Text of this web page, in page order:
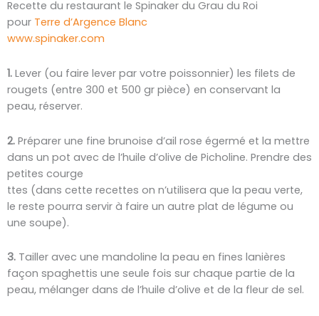
Recette du restaurant le Spinaker du Grau du Roi
pour Terre d’Argence Blanc
www.spinaker.com
1. Lever (ou faire lever par votre poissonnier) les filets de
rougets (entre 300 et 500 gr pièce) en conservant la
peau, réserver.
2. Préparer une fine brunoise d’ail rose égermé et la mettre
dans un pot avec de l’huile d’olive de Picholine. Prendre des
petites courge
ttes (dans cette recettes on n’utilisera que la peau verte,
le reste pourra servir à faire un autre plat de légume ou
une soupe).
3. Tailler avec une mandoline la peau en fines lanières
façon spaghettis une seule fois sur chaque partie de la
peau, mélanger dans de l’huile d’olive et de la fleur de sel.